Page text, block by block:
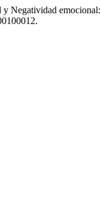
Negatividad